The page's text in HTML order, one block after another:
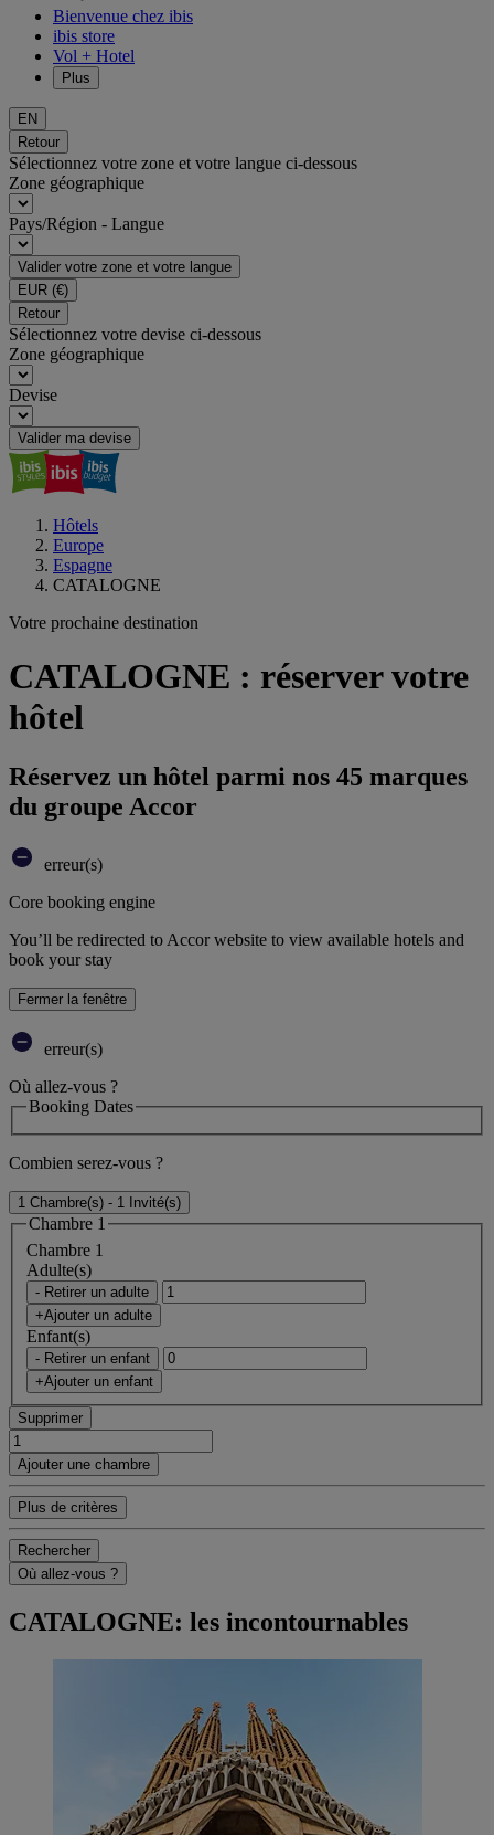
Bienvenue chez ibis
ibis store
Vol + Hotel
Plus
EN
Retour
Sélectionnez votre zone et votre langue ci-dessous
Zone géographique
Pays/Région - Langue
Valider votre zone et votre langue
EUR (€)
Retour
Sélectionnez votre devise ci-dessous
Zone géographique
Devise
Valider ma devise
Hôtels
Europe
Espagne
CATALOGNE
Votre prochaine destination
CATALOGNE : réserver votre
hôtel
Réservez un hôtel parmi nos 45 marques
du groupe Accor
erreur(s)
Core booking engine
You’ll be redirected to Accor website to view available hotels and
book your stay
Fermer la fenêtre
erreur(s)
Où allez-vous ?
Booking Dates
Combien serez-vous ?
1 Chambre(s) - 1 Invité(s)
Chambre 1
Chambre 1
Adulte(s)
- Retirer un adulte
+Ajouter un adulte
Enfant(s)
- Retirer un enfant
+Ajouter un enfant
Supprimer
Ajouter une chambre
Plus de critères
Rechercher
Où allez-vous ?
CATALOGNE: les incontournables